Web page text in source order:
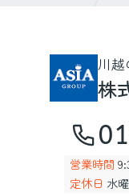
川
株
営業時間
定休日 水